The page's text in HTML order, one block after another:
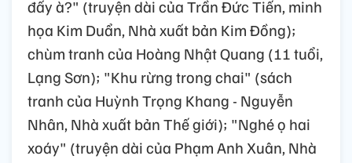
đấy à?" (truyện dài của Trần Đức Tiến, minh
họa Kim Duẩn, Nhà xuất bản Kim Đồng);
chùm tranh của Hoàng Nhật Quang (11 tuổi,
Lạng Sơn); "Khu rừng trong chai" (sách
tranh của Huỳnh Trọng Khang - Nguyễn
Nhân, Nhà xuất bản Thế giới); "Nghé ọ hai
xoáy" (truyện dài của Phạm Anh Xuân, Nhà